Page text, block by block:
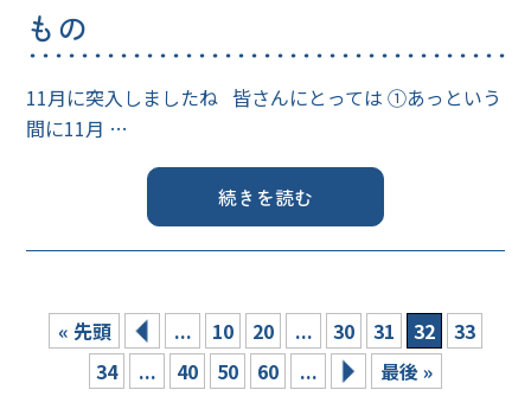
もの
11月に突入しましたね 皆さんにとっては ①あっという
間に11月 …
続きを読む
« 先頭 ... 10 20 ... 30 31 32
33
34
... 40 50 60 ... 最後 »